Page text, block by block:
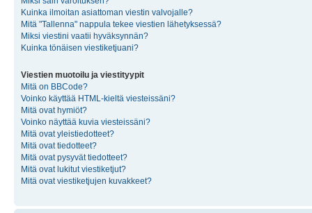
Kuinka ilmoitan asiattoman viestin valvojalle?
Mitä "Tallenna" nappula tekee viestien lähetyksessä?
Miksi viestini vaatii hyväksynnän?
Kuinka tönäisen viestiketjuani?
Viestien muotoilu ja viestityypit
Mitä on BBCode?
Voinko käyttää HTML-kieltä viesteissäni?
Mitä ovat hymiöt?
Voinko näyttää kuvia viesteissäni?
Mitä ovat yleistiedotteet?
Mitä ovat tiedotteet?
Mitä ovat pysyvät tiedotteet?
Mitä ovat lukitut viestiketjut?
Mitä ovat viestiketjujen kuvakkeet?